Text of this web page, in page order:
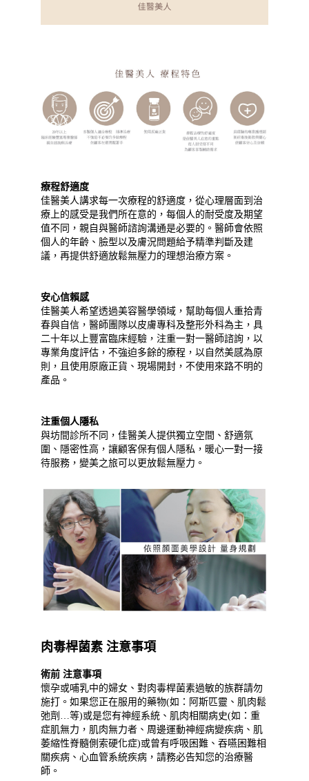
療程舒適度
佳醫美人講求每一次療程的舒適度，從心理層面到治
療上的感受是我們所在意的，每個人的耐受度及期望
值不同，親自與醫師諮詢溝通是必要的。醫師會依照
個人的年齡、臉型以及膚況問題給予精準判斷及建
議，再提供舒適放鬆無壓力的理想治療方案。
安心信賴感
佳醫美人希望透過美容醫學領域，幫助每個人重拾青
春與自信，醫師團隊以皮膚專科及整形外科為主，具
二十年以上豐富臨床經驗，注重一對一醫師諮詢，以
專業角度評估，不強迫多餘的療程，以自然美感為原
則，且使用原廠正貨、現場開封，不使用來路不明的
產品。
注重個人隱私
與坊間診所不同，佳醫美人提供獨立空間、舒適氛
圍、隱密性高，讓顧客保有個人隱私，暖心一對一接
待服務，變美之旅可以更放鬆無壓力。
肉毒桿菌素 注意事項
術前 注意事項
懷孕或哺乳中的婦女、對肉毒桿菌素過敏的族群請勿
施打。如果您正在服用的藥物(如：阿斯匹靈、肌肉鬆
弛劑…等)或是您有神經系統、肌肉相關病史(如：重
症肌無力，肌肉無力者、周邊運動神經病變疾病、肌
萎縮性脊髓側索硬化症)或曾有呼吸困難、吞嚥困難相
關疾病、心血管系統疾病，請務必告知您的治療醫
師。